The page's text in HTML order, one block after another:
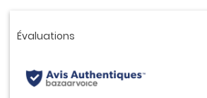
la